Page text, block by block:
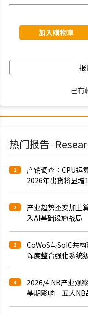
加入購物車
报
己有
热门报告 -
1
产销调查：CPU
2026年出货将显增
2
产业趋势丕变加上
入AI基础设施战局
3
CoWoS与SoIC共
深度整合强化系统
4
2026/4 NB产业观
基期影响 五大NB